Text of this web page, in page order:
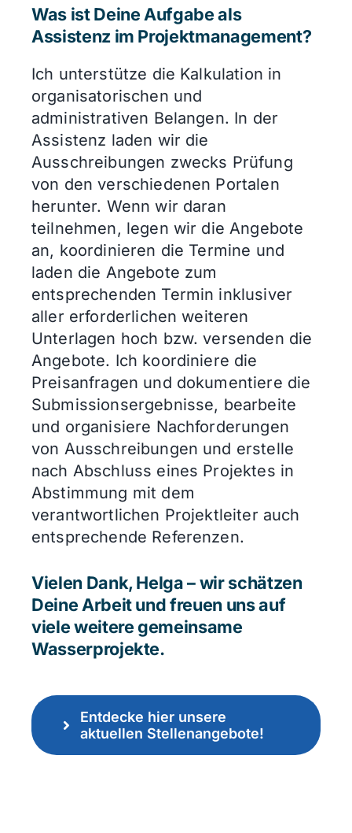
Was ist Deine Aufgabe als
Assistenz im Projektmanagement?
Ich unterstütze die Kalkulation in
organisatorischen und
administrativen Belangen. In der
Assistenz laden wir die
Ausschreibungen zwecks Prüfung
von den verschiedenen Portalen
herunter. Wenn wir daran
teilnehmen, legen wir die Angebote
an, koordinieren die Termine und
laden die Angebote zum
entsprechenden Termin inklusiver
aller erforderlichen weiteren
Unterlagen hoch bzw. versenden die
Angebote. Ich koordiniere die
Preisanfragen und dokumentiere die
Submissionsergebnisse, bearbeite
und organisiere Nachforderungen
von Ausschreibungen und erstelle
nach Abschluss eines Projektes in
Abstimmung mit dem
verantwortlichen Projektleiter auch
entsprechende Referenzen.
Vielen Dank, Helga – wir schätzen
Deine Arbeit und freuen uns auf
viele weitere gemeinsame
Wasserprojekte.
Entdecke hier unsere
aktuellen Stellenangebote!